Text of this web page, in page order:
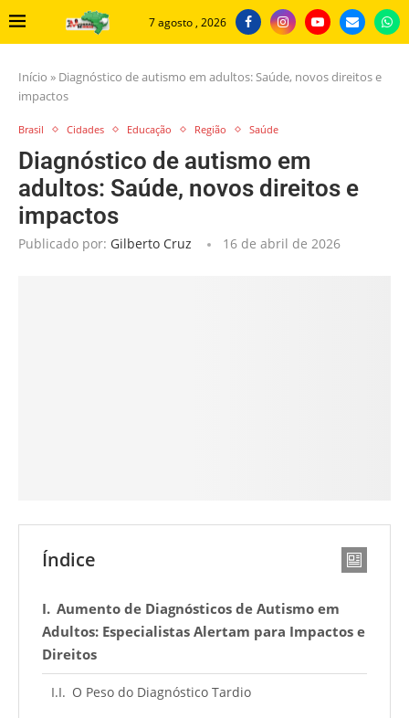
7 agosto , 2026
Início » Diagnóstico de autismo em adultos: Saúde, novos direitos e
impactos
Brasil Cidades Educação Região Saúde
Diagnóstico de autismo em
adultos: Saúde, novos direitos e
impactos
Publicado por: Gilberto Cruz 16 de abril de 2026
Índice
Aumento de Diagnósticos de Autismo em
Adultos: Especialistas Alertam para Impactos e
Direitos
O Peso do Diagnóstico Tardio